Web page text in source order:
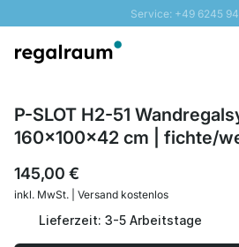
Service: +49 6245
Schnelle Lieferung - Gratis
P-SLOT H2-51
160x100x42 cm | fichte/
145,00 €
inkl. MwSt. | Versand kostenlos
Lieferzeit: 3-5 Arbeitstage